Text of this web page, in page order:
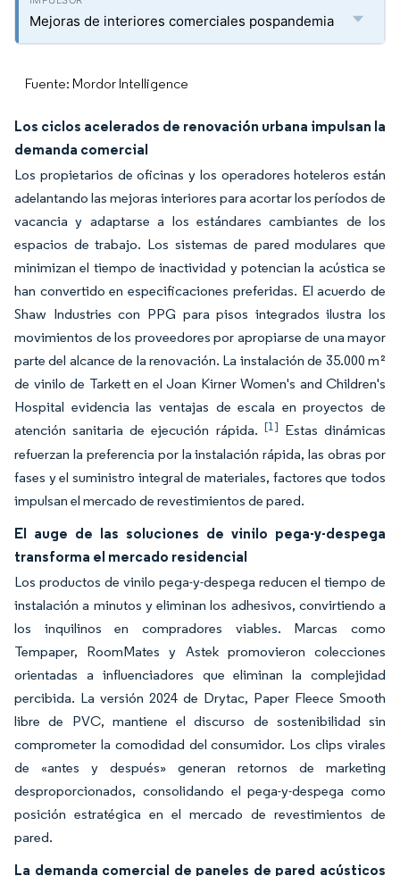
Mejoras de interiores comerciales pospandemia
Fuente: Mordor Intelligence
Los ciclos acelerados de renovación urbana impulsan la
demanda comercial
Los propietarios de oficinas y los operadores hoteleros están
adelantando las mejoras interiores para acortar los períodos de
vacancia y adaptarse a los estándares cambiantes de los
espacios de trabajo. Los sistemas de pared modulares que
minimizan el tiempo de inactividad y potencian la acústica se
han convertido en especificaciones preferidas. El acuerdo de
Shaw Industries con PPG para pisos integrados ilustra los
movimientos de los proveedores por apropiarse de una mayor
parte del alcance de la renovación. La instalación de 35.000 m²
de vinilo de Tarkett en el Joan Kirner Women's and Children's
Hospital evidencia las ventajas de escala en proyectos de
atención sanitaria de ejecución rápida. [1] Estas dinámicas
refuerzan la preferencia por la instalación rápida, las obras por
fases y el suministro integral de materiales, factores que todos
impulsan el mercado de revestimientos de pared.
El auge de las soluciones de vinilo pega-y-despega
transforma el mercado residencial
Los productos de vinilo pega-y-despega reducen el tiempo de
instalación a minutos y eliminan los adhesivos, convirtiendo a
los inquilinos en compradores viables. Marcas como
Tempaper, RoomMates y Astek promovieron colecciones
orientadas a influenciadores que eliminan la complejidad
percibida. La versión 2024 de Drytac, Paper Fleece Smooth
libre de PVC, mantiene el discurso de sostenibilidad sin
comprometer la comodidad del consumidor. Los clips virales
de «antes y después» generan retornos de marketing
desproporcionados, consolidando el pega-y-despega como
posición estratégica en el mercado de revestimientos de
pared.
La demanda comercial de paneles de pared acústicos